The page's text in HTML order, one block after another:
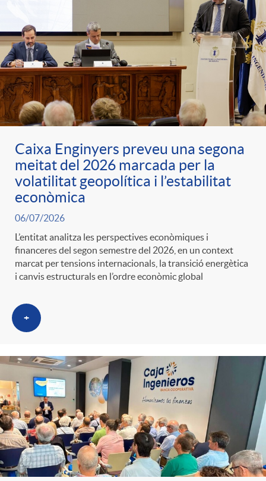
Caixa Enginyers preveu una segona
meitat del 2026 marcada per la
volatilitat geopolítica i l’estabilitat
econòmica
06/07/2026
L’entitat analitza les perspectives econòmiques i
financeres del segon semestre del 2026, en un context
marcat per tensions internacionals, la transició energètica
i canvis estructurals en l’ordre econòmic global
+